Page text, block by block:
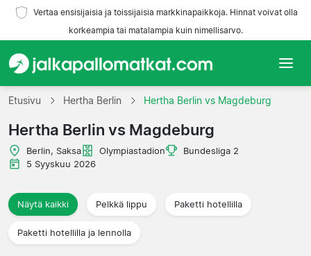
Vertaa ensisijaisia ja toissijaisia markkinapaikkoja. Hinnat voivat olla
korkeampia tai matalampia kuin nimellisarvo.
Etusivu
Joukkueet
Liigat
Matkatoimistoja
Etusivu Hertha Berlin Hertha Berlin vs Magdeburg
Hertha Berlin vs Magdeburg
Berlin, Saksa Olympiastadion
Bundesliga 2
5 Syyskuu 2026
Näytä kaikki Pelkkä lippu Paketti hotellilla
Paketti hotellilla ja lennolla